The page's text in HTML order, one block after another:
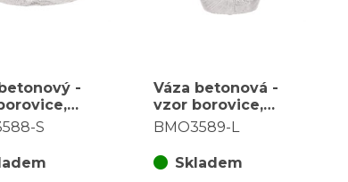
-
S
Váza betonová -
vzor borovice,
barva stříbrná
BMO3589-L
Skladem